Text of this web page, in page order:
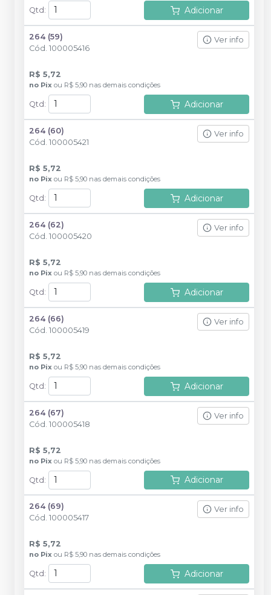
Qtd : Adicionar
264 (59)
Cód. 100005416
Ver info
R$ 5,72
no Pix ou R$ 5,90 nas demais condições
Qtd : Adicionar
264 (60)
Cód. 100005421
Ver info
R$ 5,72
no Pix ou R$ 5,90 nas demais condições
Qtd : Adicionar
264 (62)
Cód. 100005420
Ver info
R$ 5,72
no Pix ou R$ 5,90 nas demais condições
Qtd : Adicionar
264 (66)
Cód. 100005419
Ver info
R$ 5,72
no Pix ou R$ 5,90 nas demais condições
Qtd: Adicionar
264 (67)
Cód. 100005418
Ver info
R$ 5,72
no Pix ou R$ 5,90 nas demais condições
Qtd: Adicionar
264 (69)
Cód. 100005417
Ver info
R$ 5,72
no Pix ou R$ 5,90 nas demais condições
Qtd : Adicionar